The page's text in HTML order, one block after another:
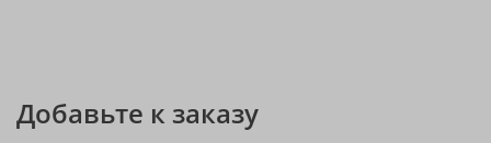
Добавьте к заказу